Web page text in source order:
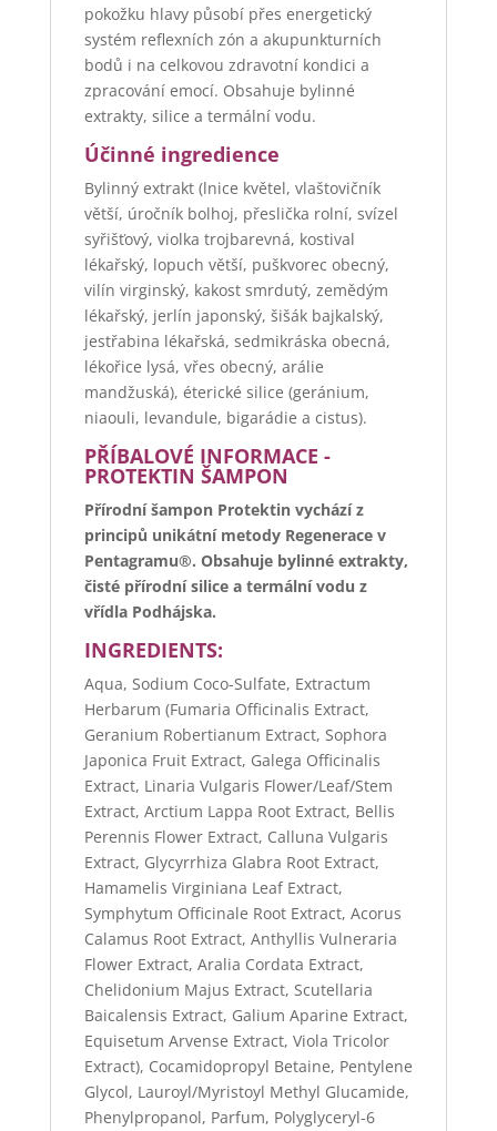
pokožku hlavy působí přes energetický
systém reflexních zón a akupunkturních
bodů i na celkovou zdravotní kondici a
zpracování emocí. Obsahuje bylinné
extrakty, silice a termální vodu.
Účinné ingredience
Bylinný extrakt (lnice květel, vlaštovičník
větší, úročník bolhoj, přeslička rolní, svízel
syřišťový, violka trojbarevná, kostival
lékařský, lopuch větší, puškvorec obecný,
vilín virginský, kakost smrdutý, zemědým
lékařský, jerlín japonský, šišák bajkalský,
jestřabina lékařská, sedmikráska obecná,
lékořice lysá, vřes obecný, arálie
mandžuská), éterické silice (geránium,
niaouli, levandule, bigarádie a cistus).
PŘÍBALOVÉ INFORMACE -
PROTEKTIN ŠAMPON
Přírodní šampon Protektin vychází z
principů unikátní metody Regenerace v
Pentagramu®. Obsahuje bylinné extrakty,
čisté přírodní silice a termální vodu z
vřídla Podhájska.
INGREDIENTS:
Aqua, Sodium Coco-Sulfate, Extractum
Herbarum (Fumaria Officinalis Extract,
Geranium Robertianum Extract, Sophora
Japonica Fruit Extract, Galega Officinalis
Extract, Linaria Vulgaris Flower/Leaf/Stem
Extract, Arctium Lappa Root Extract, Bellis
Perennis Flower Extract, Calluna Vulgaris
Extract, Glycyrrhiza Glabra Root Extract,
Hamamelis Virginiana Leaf Extract,
Symphytum Officinale Root Extract, Acorus
Calamus Root Extract, Anthyllis Vulneraria
Flower Extract, Aralia Cordata Extract,
Chelidonium Majus Extract, Scutellaria
Baicalensis Extract, Galium Aparine Extract,
Equisetum Arvense Extract, Viola Tricolor
Extract), Cocamidopropyl Betaine, Pentylene
Glycol, Lauroyl/Myristoyl Methyl Glucamide,
Phenylpropanol, Parfum, Polyglyceryl-6